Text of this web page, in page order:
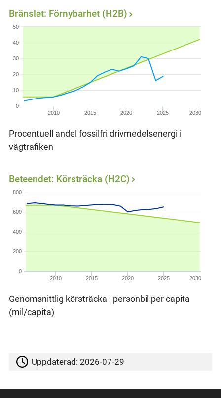
2010 2015 2020 2025 2030
0
10
20
30
40
50
Bränslet: Förnybarhet (H2B)
Procentuell andel fossilfri drivmedelsenergi i
vägtrafiken
2010 2015 2020 2025 2030
0
200
400
600
800
Beteendet: Körsträcka (H2C)
Genomsnittlig körsträcka i personbil per capita
(mil/capita)
Uppdaterad:2026-07-29